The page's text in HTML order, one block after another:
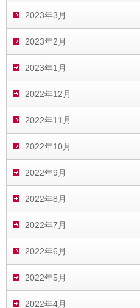
2023年3月
2023年2月
2023年1月
2022年12月
2022年11月
2022年10月
2022年9月
2022年8月
2022年7月
2022年6月
2022年5月
2022年4月